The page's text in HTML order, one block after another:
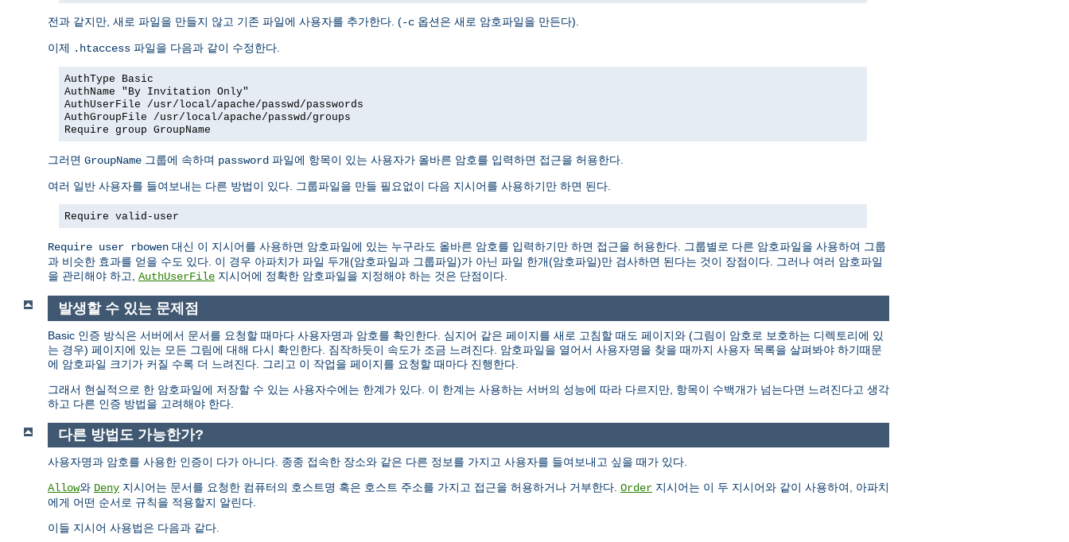
전과 같지만, 새로 파일을 만들지 않고 기존 파일에 사용자를 추가한다. (-c 옵션은 새로 암호파일을 만든다).
이제 .htaccess 파일을 다음과 같이 수정한다.
AuthType Basic
AuthName "By Invitation Only"
AuthUserFile /usr/local/apache/passwd/passwords
AuthGroupFile /usr/local/apache/passwd/groups
Require group GroupName
그러면 GroupName 그룹에 속하며 password 파일에 항목이 있는 사용자가 올바른 암호를 입력하면 접근을 허용한다.
여러 일반 사용자를 들여보내는 다른 방법이 있다. 그룹파일을 만들 필요없이 다음 지시어를 사용하기만 하면 된다.
Require valid-user
Require user rbowen 대신 이 지시어를 사용하면 암호파일에 있는 누구라도 올바른 암호를 입력하기만 하면 접근을 허용한다. 그룹별로 다른 암호파일을 사용하여 그룹
과 비슷한 효과를 얻을 수도 있다. 이 경우 아파치가 파일 두개(암호파일과 그룹파일)가 아닌 파일 한개(암호파일)만 검사하면 된다는 것이 장점이다. 그러나 여러 암호파일
을 관리해야 하고, AuthUserFile 지시어에 정확한 암호파일을 지정해야 하는 것은 단점이다.
발생할 수 있는 문제점
Basic 인증 방식은 서버에서 문서를 요청할 때마다 사용자명과 암호를 확인한다. 심지어 같은 페이지를 새로 고침할 때도 페이지와 (그림이 암호로 보호하는 디렉토리에 있
는 경우) 페이지에 있는 모든 그림에 대해 다시 확인한다. 짐작하듯이 속도가 조금 느려진다. 암호파일을 열어서 사용자명을 찾을 때까지 사용자 목록을 살펴봐야 하기때문
에 암호파일 크기가 커질 수록 더 느려진다. 그리고 이 작업을 페이지를 요청할 때마다 진행한다.
그래서 현실적으로 한 암호파일에 저장할 수 있는 사용자수에는 한계가 있다. 이 한계는 사용하는 서버의 성능에 따라 다르지만, 항목이 수백개가 넘는다면 느려진다고 생각
하고 다른 인증 방법을 고려해야 한다.
다른 방법도 가능한가?
사용자명과 암호를 사용한 인증이 다가 아니다. 종종 접속한 장소와 같은 다른 정보를 가지고 사용자를 들여보내고 싶을 때가 있다.
Allow와 Deny 지시어는 문서를 요청한 컴퓨터의 호스트명 혹은 호스트 주소를 가지고 접근을 허용하거나 거부한다. Order 지시어는 이 두 지시어와 같이 사용하여, 아파치
에게 어떤 순서로 규칙을 적용할지 알린다.
이들 지시어 사용법은 다음과 같다.